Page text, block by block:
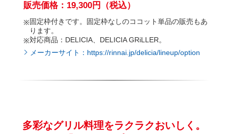
販売価格：19,300円（税込）
固定枠付きです。固定枠なしのココット単品の販売もあ
ります。
対応商品：DELICIA、DELICIA GRiLLER。
メーカーサイト：https://rinnai.jp/delicia/lineup/option
多彩なグリル料理をラクラクおいしく。